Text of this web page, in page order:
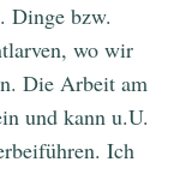
Dinge bzw.
wo wir
Die Arbeit am
und kann u.U.
Ich